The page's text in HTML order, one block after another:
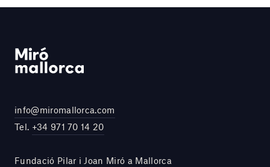
info@miromallorca.com
Tel. +34 971 70 14 20
Fundació Pilar i Joan Miró a Mallorca